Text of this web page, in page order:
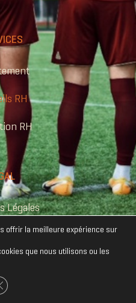
RH
RH
Légales
with
offrir la meilleure expérience sur
que nous utilisons ou les
la bannière des cookies GDPR